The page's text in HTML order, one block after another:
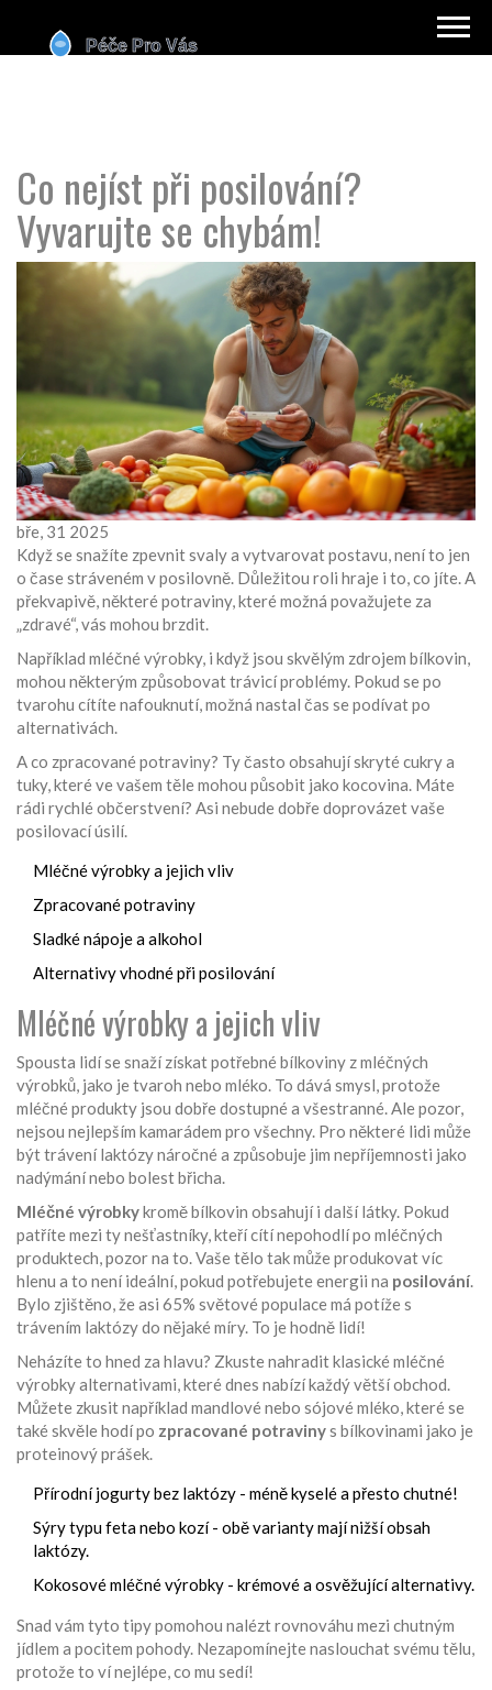
Co nejíst při posilování?
Vyvarujte se chybám!
bře, 31 2025
Když se snažíte zpevnit svaly a vytvarovat postavu, není to jen
o čase stráveném v posilovně. Důležitou roli hraje i to, co jíte. A
překvapivě, některé potraviny, které možná považujete za
„zdravé“, vás mohou brzdit.
Například mléčné výrobky, i když jsou skvělým zdrojem bílkovin,
mohou některým způsobovat trávicí problémy. Pokud se po
tvarohu cítíte nafouknutí, možná nastal čas se podívat po
alternativách.
A co zpracované potraviny? Ty často obsahují skryté cukry a
tuky, které ve vašem těle mohou působit jako kocovina. Máte
rádi rychlé občerstvení? Asi nebude dobře doprovázet vaše
posilovací úsilí.
Mléčné výrobky a jejich vliv
Zpracované potraviny
Sladké nápoje a alkohol
Alternativy vhodné při posilování
Mléčné výrobky a jejich vliv
Spousta lidí se snaží získat potřebné bílkoviny z mléčných
výrobků, jako je tvaroh nebo mléko. To dává smysl, protože
mléčné produkty jsou dobře dostupné a všestranné. Ale pozor,
nejsou nejlepším kamarádem pro všechny. Pro některé lidi může
být trávení laktózy náročné a způsobuje jim nepříjemnosti jako
nadýmání nebo bolest břicha.
Mléčné výrobkykromě bílkovin obsahují i další látky. Pokud
patříte mezi ty nešťastníky, kteří cítí nepohodlí po mléčných
produktech, pozor na to. Vaše tělo tak může produkovat víc
hlenu a to není ideální, pokud potřebujete energii na posilování.
Bylo zjištěno, že asi 65% světové populace má potíže s
trávením laktózy do nějaké míry. To je hodně lidí!
Neházíte to hned za hlavu? Zkuste nahradit klasické mléčné
výrobky alternativami, které dnes nabízí každý větší obchod.
Můžete zkusit například mandlové nebo sójové mléko, které se
také skvěle hodí po zpracované potravinys bílkovinami jako je
proteinový prášek.
Přírodní jogurty bez laktózy - méně kyselé a přesto chutné!
Sýry typu feta nebo kozí - obě varianty mají nižší obsah
laktózy.
Kokosové mléčné výrobky - krémové a osvěžující alternativy.
Snad vám tyto tipy pomohou nalézt rovnováhu mezi chutným
jídlem a pocitem pohody. Nezapomínejte naslouchat svému tělu,
protože to ví nejlépe, co mu sedí!